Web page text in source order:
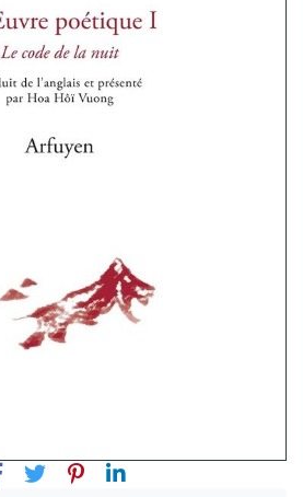
FacebookTwitterPinterest
Linkedin